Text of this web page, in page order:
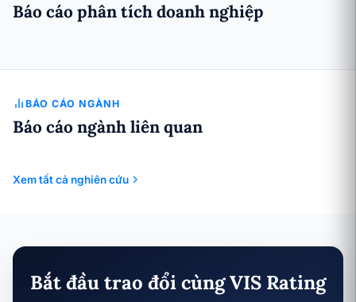
Báo cáo phân tích doanh nghiệp
BÁO CÁO NGÀNH
Báo cáo ngành liên quan
Xem tất cả nghiên cứu
Bắt đầu trao đổi cùng VIS Rating